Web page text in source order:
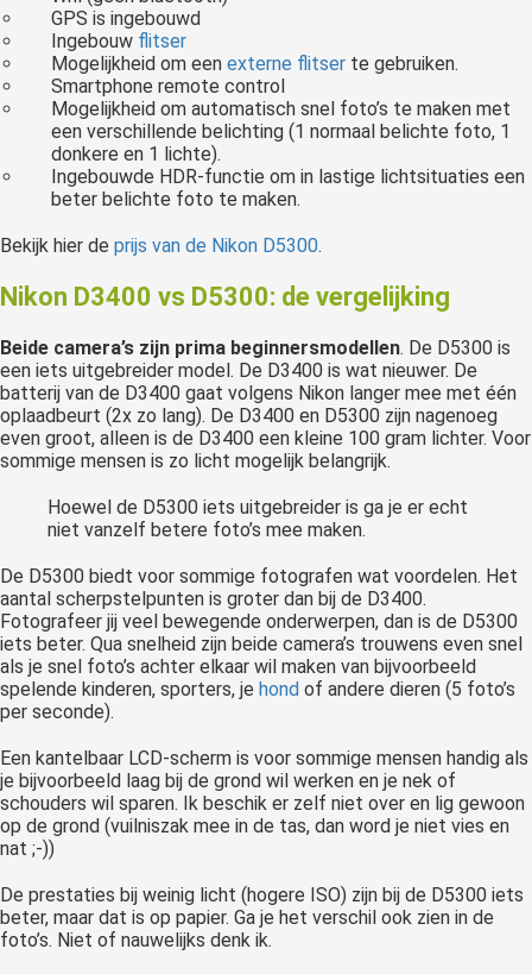
GPS is ingebouwd
Ingebouw flitser
Mogelijkheid om een externe flitser te gebruiken.
Smartphone remote control
Mogelijkheid om automatisch snel foto’s te maken met
een verschillende belichting (1 normaal belichte foto, 1
donkere en 1 lichte).
Ingebouwde HDR-functie om in lastige lichtsituaties een
beter belichte foto te maken.
Bekijk hier de prijs van de Nikon D5300.
Nikon D3400 vs D5300: de vergelijking
Beide camera’s zijn prima beginnersmodellen. De D5300 is
een iets uitgebreider model. De D3400 is wat nieuwer. De
batterij van de D3400 gaat volgens Nikon langer mee met één
oplaadbeurt (2x zo lang). De D3400 en D5300 zijn nagenoeg
even groot, alleen is de D3400 een kleine 100 gram lichter. Voor
sommige mensen is zo licht mogelijk belangrijk.
Hoewel de D5300 iets uitgebreider is ga je er echt
niet vanzelf betere foto’s mee maken.
De D5300 biedt voor sommige fotografen wat voordelen. Het
aantal scherpstelpunten is groter dan bij de D3400.
Fotografeer jij veel bewegende onderwerpen, dan is de D5300
iets beter. Qua snelheid zijn beide camera’s trouwens even snel
als je snel foto’s achter elkaar wil maken van bijvoorbeeld
spelende kinderen, sporters, je hond of andere dieren (5 foto’s
per seconde).
Een kantelbaar LCD-scherm is voor sommige mensen handig als
je bijvoorbeeld laag bij de grond wil werken en je nek of
schouders wil sparen. Ik beschik er zelf niet over en lig gewoon
op de grond (vuilniszak mee in de tas, dan word je niet vies en
nat ;-))
De prestaties bij weinig licht (hogere ISO) zijn bij de D5300 iets
beter, maar dat is op papier. Ga je het verschil ook zien in de
foto’s. Niet of nauwelijks denk ik.